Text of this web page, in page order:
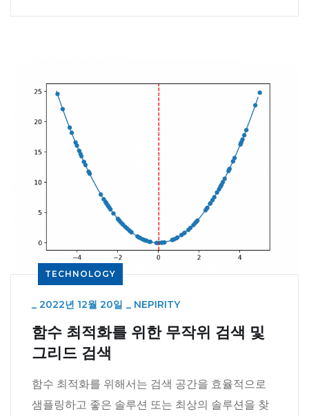
TECHNOLOGY
_ 2022년 12월 20일 _ NEPIRITY
함수 최적화를 위한 무작위 검색 및
그리드 검색
함수 최적화를 위해서는 검색 공간을 효율적으로
샘플링하고 좋은 솔루션 또는 최상의 솔루션을 찾